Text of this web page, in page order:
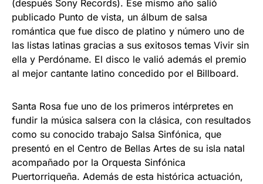
(después Sony Records). Ese mismo año salió
publicado Punto de vista, un álbum de salsa
romántica que fue disco de platino y número uno de
las listas latinas gracias a sus exitosos temas Vivir sin
ella y Perdóname. El disco le valió además el premio
al mejor cantante latino concedido por el Billboard.
Santa Rosa fue uno de los primeros intérpretes en
fundir la música salsera con la clásica, con resultados
como su conocido trabajo Salsa Sinfónica, que
presentó en el Centro de Bellas Artes de su isla natal
acompañado por la Orquesta Sinfónica
Puertorriqueña. Además de esta histórica actuación,